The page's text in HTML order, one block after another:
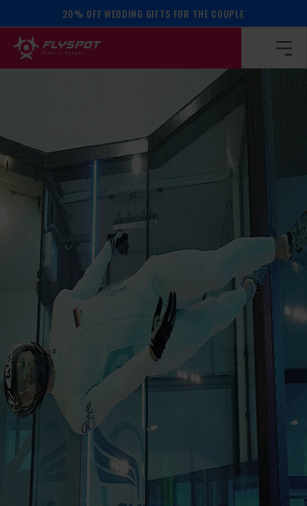
20% OFF WEDDING GIFTS FOR THE COUPLE
/ Calendar of events / Mozart camp!